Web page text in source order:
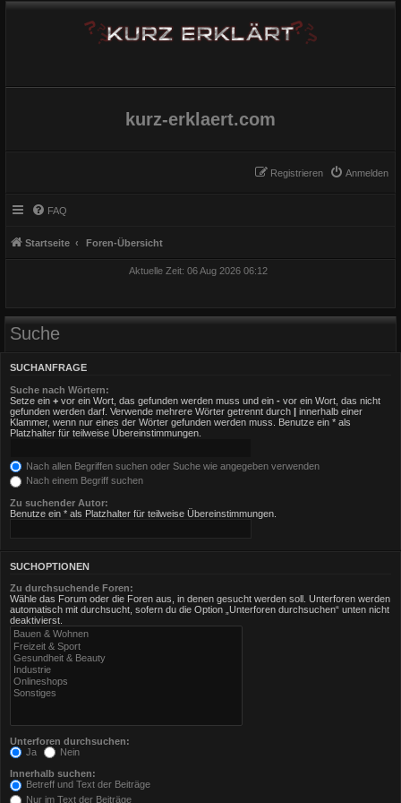
kurz-erklaert.com
Anmelden
Registrieren
FAQ
Startseite Foren-Übersicht
Aktuelle Zeit: 06 Aug 2026 06:12
Suche
SUCHANFRAGE
Suche nach Wörtern:
Setze ein + vor ein Wort, das gefunden werden muss und ein - vor ein Wort, das nicht
gefunden werden darf. Verwende mehrere Wörter getrennt durch | innerhalb einer
Klammer, wenn nur eines der Wörter gefunden werden muss. Benutze ein * als
Platzhalter für teilweise Übereinstimmungen.
Nach allen Begriffen suchen oder Suche wie angegeben verwenden
Nach einem Begriff suchen
Zu suchender Autor:
Benutze ein * als Platzhalter für teilweise Übereinstimmungen.
SUCHOPTIONEN
Zu durchsuchende Foren:
Wähle das Forum oder die Foren aus, in denen gesucht werden soll. Unterforen werden
automatisch mit durchsucht, sofern du die Option „Unterforen durchsuchen“ unten nicht
deaktivierst.
Unterforen durchsuchen:
Ja
Nein
Innerhalb suchen:
Betreff und Text der Beiträge
Nur im Text der Beiträge